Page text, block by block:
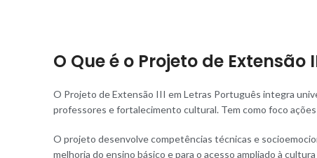
O Que é o Projeto de Extensão
O Projeto de Extensão III em Letras Português integra
professores e fortalecimento cultural. Tem como foco
O projeto desenvolve competências técnicas e
melhoria do ensino básico e para o acesso ampliado à